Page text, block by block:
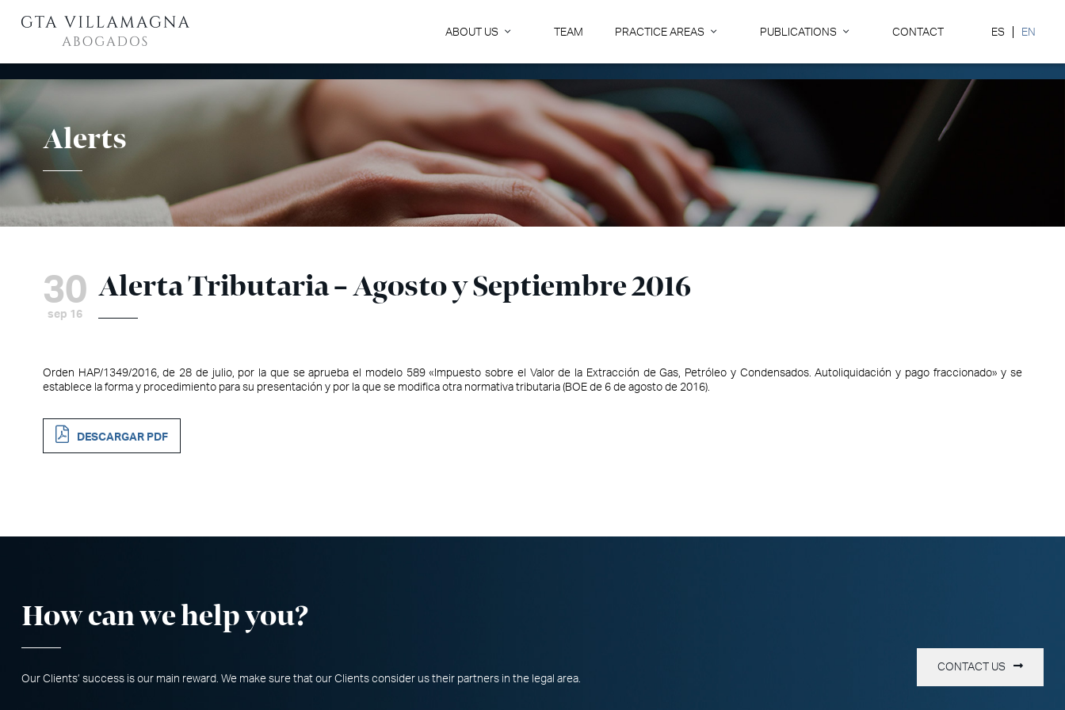
ABOUT US TEAM PRACTICE AREAS PUBLICATIONS CONTACT ES EN
Alerts
30
sep 16
Alerta Tributaria – Agosto y Septiembre 2016
Orden HAP/1349/2016, de 28 de julio, por la que se aprueba el modelo 589 «Impuesto sobre el Valor de la Extracción de Gas, Petróleo y Condensados. Autoliquidación y pago fraccionado» y se
establece la forma y procedimiento para su presentación y por la que se modifica otra normativa tributaria (BOE de 6 de agosto de 2016).
DESCARGAR PDF
How can we help you?
Our Clients’ success is our main reward. We make sure that our Clients consider us their partners in the legal area.
CONTACT US